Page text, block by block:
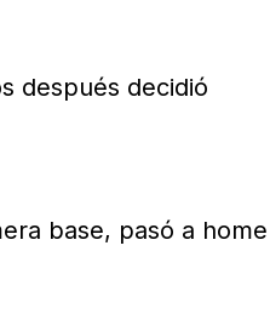
después decidió
base, pasó a home